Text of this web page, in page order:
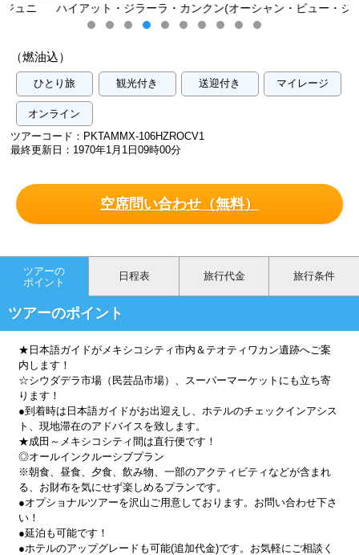
ハイアット・ジラーラ・カンクン(オーシャン・ビュー・ジュニ
ア・スイート)／イメージ
（燃油込）
ひとり旅 観光付き 送迎付き マイレージ
オンライン
ツアーコード：PKTAMMX-106HZROCV1
最終更新日：1970年1月1日09時00分
空席問い合わせ（無料）
ツアーの
ポイント
日程表 旅行代金 旅行条件
ツアーのポイント
★日本語ガイドがメキシコシティ市内＆テオティワカン遺跡へご案
内します！
☆シウダデラ市場（民芸品市場）、スーパーマーケットにも立ち寄
ります！
●到着時は日本語ガイドがお出迎えし、ホテルのチェックインアシス
ト、現地滞在のアドバイスを致します。
★成田～メキシコシティ間は直行便です！
◎オールインクルーシブプラン
※朝食、昼食、夕食、飲み物、一部のアクティビティなどが含まれ
る、お財布を気にせず楽しめるプランです。
●オプショナルツアーを沢山ご用意しております。お問い合わせ下さ
い！
●延泊も可能です！
●ホテルのアップグレードも可能(追加代金)です。お気軽にご相談く